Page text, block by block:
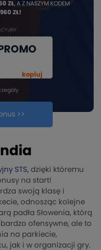
ZŁ, A Z NASZYM KODEM
960 ZŁ!
kopiuj
>>
STS, dzięki któremu
na start!
swoją klasę i
odnosząc kolejne
padła Słowenia, którą
ofensywne, ale to
na parkiecie,
jak i w organizacji gry.